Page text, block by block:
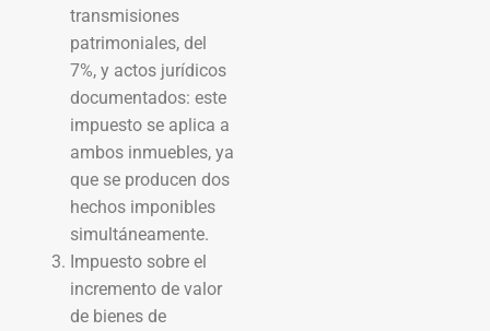
transmisiones
patrimoniales, del
7%, y actos jurídicos
documentados: este
impuesto se aplica a
ambos inmuebles, ya
que se producen dos
hechos imponibles
simultáneamente.
Impuesto sobre el
incremento de valor
de bienes de